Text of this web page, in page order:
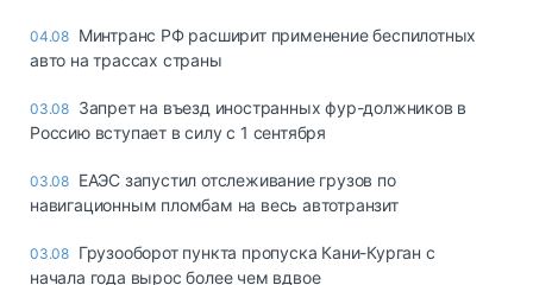
04.08 Минтранс РФ расширит применение беспилотных
авто на трассах страны
03.08 Запрет на въезд иностранных фур-должников в
Россию вступает в силу с 1 сентября
03.08 ЕАЭС запустил отслеживание грузов по
навигационным пломбам на весь автотранзит
03.08 Грузооборот пункта пропуска Кани-Курган с
начала года вырос более чем вдвое